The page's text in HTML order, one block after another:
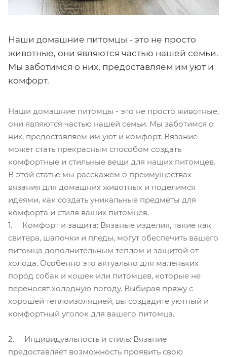
Наши домашние питомцы - это не просто
животные, они являются частью нашей семьи.
Мы заботимся о них, предоставляем им уют и
комфорт.
Наши домашние питомцы - это не просто животные,
они являются частью нашей семьи. Мы заботимся о
них, предоставляем им уют и комфорт. Вязание
может стать прекрасным способом создать
комфортные и стильные вещи для наших питомцев.
В этой статье мы расскажем о преимуществах
вязания для домашних животных и поделимся
идеями, как создать уникальные предметы для
комфорта и стиля ваших питомцев.
1. Комфорт и защита: Вязаные изделия, такие как
свитера, шапочки и пледы, могут обеспечить вашего
питомца дополнительным теплом и защитой от
холода. Особенно это актуально для маленьких
пород собак и кошек или питомцев, которые не
переносят холодную погоду. Выбирая пряжу с
хорошей теплоизоляцией, вы создадите уютный и
комфортный уголок для вашего питомца.
2. Индивидуальность и стиль: Вязание
предоставляет возможность проявить свою